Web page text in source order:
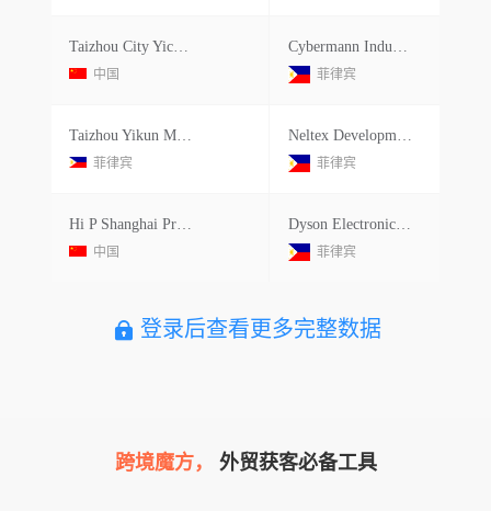
Taizhou City Yichuan Moulds Co.ltd.
中国
Cybermann Industrial Corp.
菲律宾
Taizhou Yikun Mould Co Ltd.
菲律宾
Neltex Development Co.inc.
菲律宾
Hi P Shanghai Precision Mold Die Co.ltd.
中国
Dyson Electronics Pte. Ltd - Philippines
菲律宾
登录后查看更多完整数据
跨境魔方， 外贸获客必备工具